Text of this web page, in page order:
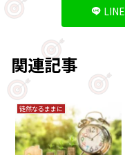
LINE
関連記事
徒然なるままに